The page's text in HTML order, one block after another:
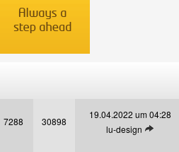
7288 30898
19.04.2022 um 04:28
lu-design Letzten